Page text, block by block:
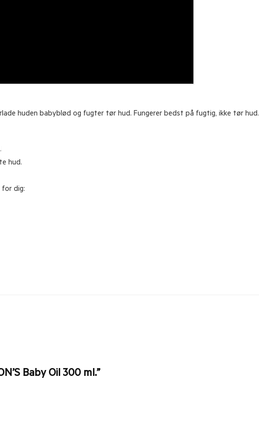
huden babyblød og fugter tør hud. Fungerer bedst på fugtig, ikke tør hud.
hud.
for dig:
Baby Oil 300 ml.”